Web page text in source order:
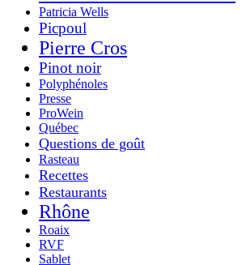
Patricia Wells
Picpoul
Pierre Cros
Pinot noir
Polyphénoles
Presse
ProWein
Québec
Questions de goût
Rasteau
Recettes
Restaurants
Rhône
Roaix
RVF
Sablet